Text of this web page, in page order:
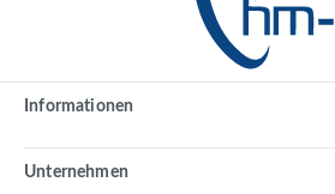
Informationen
Unternehmen